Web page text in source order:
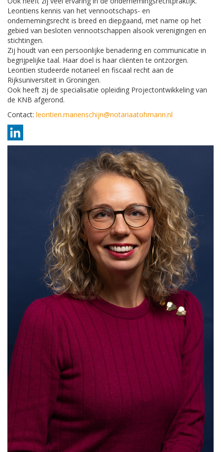
Leontiens kennis van het vennootschaps- en
ondernemingsrecht is breed en diepgaand, met name op het
gebied van besloten vennootschappen alsook verenigingen en
stichtingen.
Zij houdt van een persoonlijke benadering en communicatie in
begrijpelijke taal. Haar doel is haar cliënten te ontzorgen.
Leontien studeerde notarieel en fiscaal recht aan de
Rijksuniversiteit in Groningen.
Ook heeft zij de specialisatie opleiding Projectontwikkeling van
de KNB afgerond.
Contact: leontien.manenschijn@notariaatohmann.nl